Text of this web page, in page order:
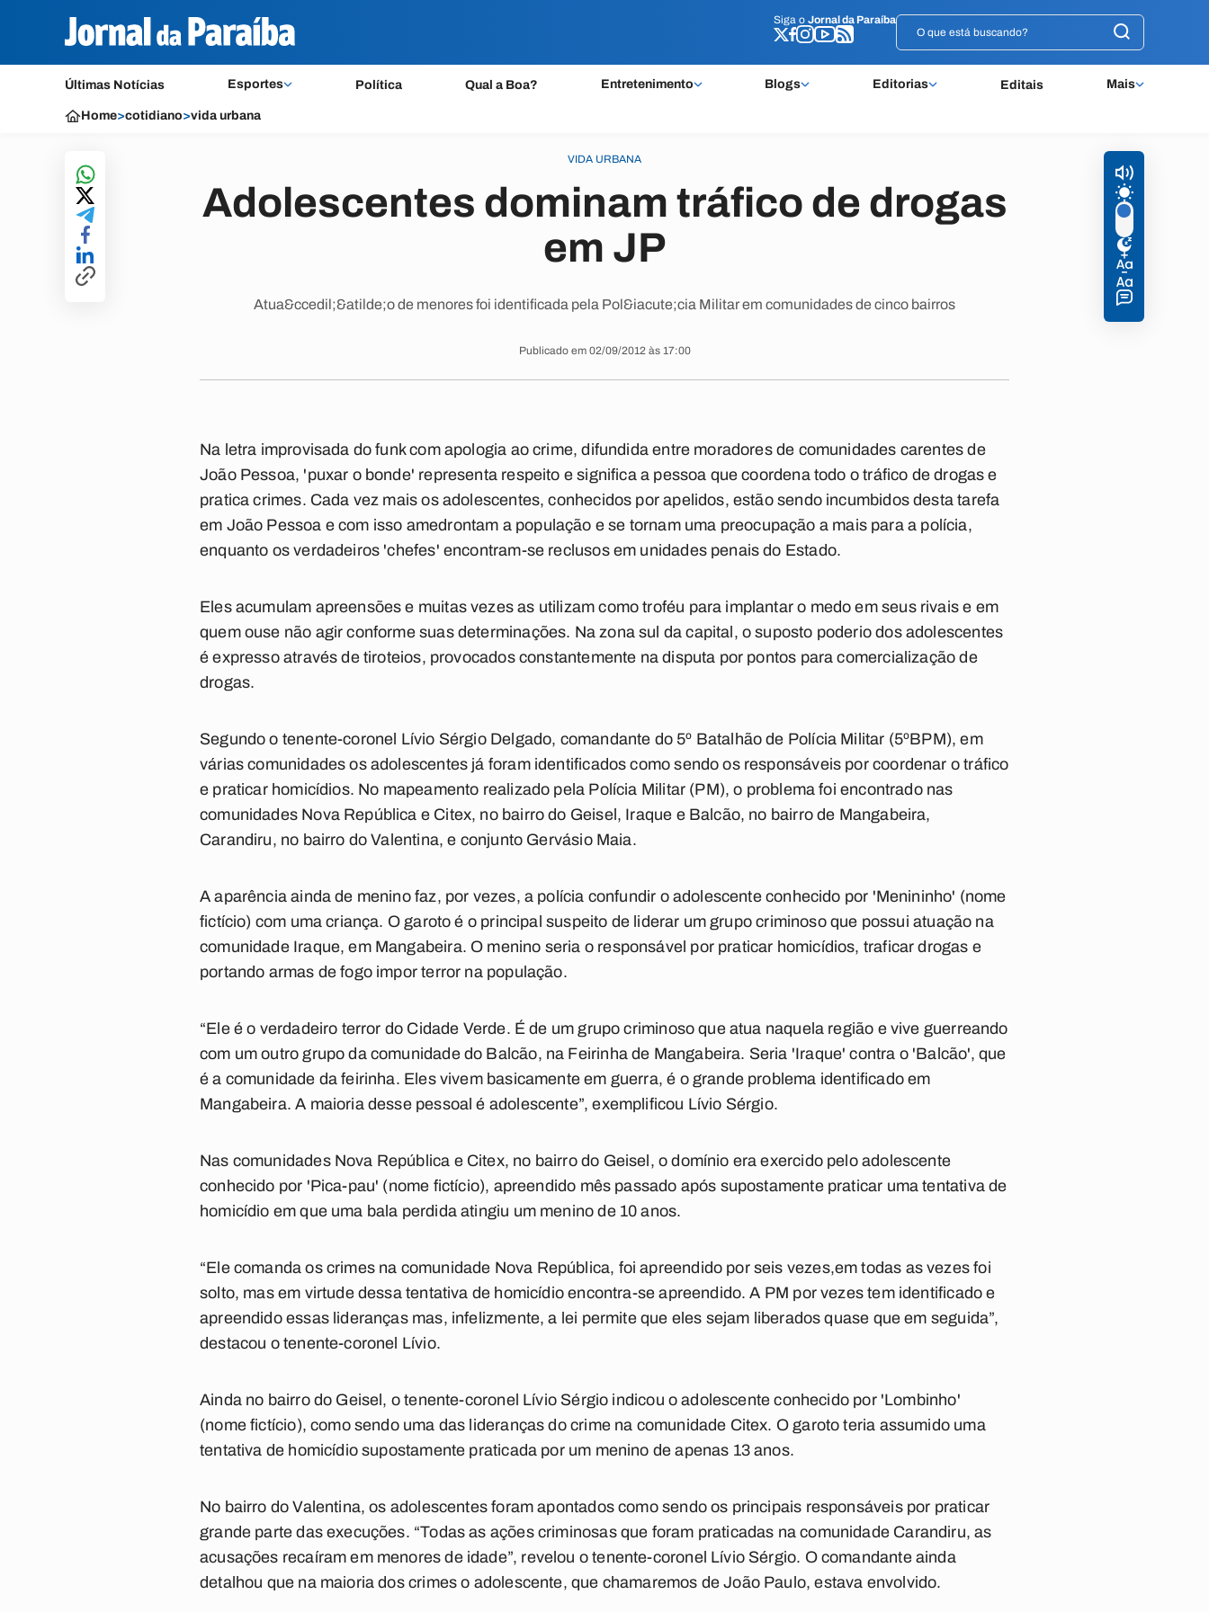
Siga o Jornal da Paraíba
Últimas Notícias Esportes Política Qual a Boa? Entretenimento Blogs Editorias Editais Mais
Siga o Jornal da Paraíba
Home>cotidiano>vida urbana
VIDA URBANA
Adolescentes dominam tráfico de drogas
em JP
Atua&ccedil;&atilde;o de menores foi identificada pela Pol&iacute;cia Militar em comunidades de cinco bairros
Publicado em 02/09/2012 às 17:00
Na letra improvisada do funk com apologia ao crime, difundida entre moradores de comunidades carentes de
João Pessoa, 'puxar o bonde' representa respeito e significa a pessoa que coordena todo o tráfico de drogas e
pratica crimes. Cada vez mais os adolescentes, conhecidos por apelidos, estão sendo incumbidos desta tarefa
em João Pessoa e com isso amedrontam a população e se tornam uma preocupação a mais para a polícia,
enquanto os verdadeiros 'chefes' encontram-se reclusos em unidades penais do Estado.
Eles acumulam apreensões e muitas vezes as utilizam como troféu para implantar o medo em seus rivais e em
quem ouse não agir conforme suas determinações. Na zona sul da capital, o suposto poderio dos adolescentes
é expresso através de tiroteios, provocados constantemente na disputa por pontos para comercialização de
drogas.
Segundo o tenente-coronel Lívio Sérgio Delgado, comandante do 5º Batalhão de Polícia Militar (5ºBPM), em
várias comunidades os adolescentes já foram identificados como sendo os responsáveis por coordenar o tráfico
e praticar homicídios. No mapeamento realizado pela Polícia Militar (PM), o problema foi encontrado nas
comunidades Nova República e Citex, no bairro do Geisel, Iraque e Balcão, no bairro de Mangabeira,
Carandiru, no bairro do Valentina, e conjunto Gervásio Maia.
A aparência ainda de menino faz, por vezes, a polícia confundir o adolescente conhecido por 'Menininho' (nome
fictício) com uma criança. O garoto é o principal suspeito de liderar um grupo criminoso que possui atuação na
comunidade Iraque, em Mangabeira. O menino seria o responsável por praticar homicídios, traficar drogas e
portando armas de fogo impor terror na população.
“Ele é o verdadeiro terror do Cidade Verde. É de um grupo criminoso que atua naquela região e vive guerreando
com um outro grupo da comunidade do Balcão, na Feirinha de Mangabeira. Seria 'Iraque' contra o 'Balcão', que
é a comunidade da feirinha. Eles vivem basicamente em guerra, é o grande problema identificado em
Mangabeira. A maioria desse pessoal é adolescente”, exemplificou Lívio Sérgio.
Nas comunidades Nova República e Citex, no bairro do Geisel, o domínio era exercido pelo adolescente
conhecido por 'Pica-pau' (nome fictício), apreendido mês passado após supostamente praticar uma tentativa de
homicídio em que uma bala perdida atingiu um menino de 10 anos.
“Ele comanda os crimes na comunidade Nova República, foi apreendido por seis vezes,em todas as vezes foi
solto, mas em virtude dessa tentativa de homicídio encontra-se apreendido. A PM por vezes tem identificado e
apreendido essas lideranças mas, infelizmente, a lei permite que eles sejam liberados quase que em seguida”,
destacou o tenente-coronel Lívio.
Ainda no bairro do Geisel, o tenente-coronel Lívio Sérgio indicou o adolescente conhecido por 'Lombinho'
(nome fictício), como sendo uma das lideranças do crime na comunidade Citex. O garoto teria assumido uma
tentativa de homicídio supostamente praticada por um menino de apenas 13 anos.
No bairro do Valentina, os adolescentes foram apontados como sendo os principais responsáveis por praticar
grande parte das execuções. “Todas as ações criminosas que foram praticadas na comunidade Carandiru, as
acusações recaíram em menores de idade”, revelou o tenente-coronel Lívio Sérgio. O comandante ainda
detalhou que na maioria dos crimes o adolescente, que chamaremos de João Paulo, estava envolvido.